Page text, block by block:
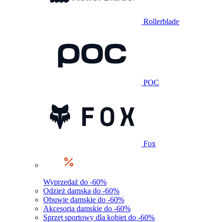
Rollerblade
POC
Fox
Wyprzedaż do -60%
Odzież damska do -60%
Obuwie damskie do -60%
Akcesoria damskie do -60%
Sprzęt sportowy dla kobiet do -60%